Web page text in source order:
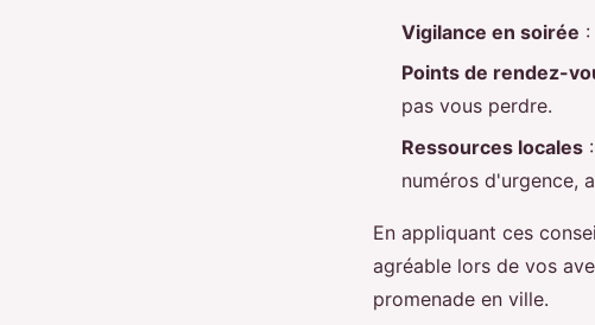
Vigilance en soirée
Points de rendez-
pas vous perdre.
Ressources locales
numéros d'urgence,
En appliquant ces
agréable lors de vos
promenade en ville.